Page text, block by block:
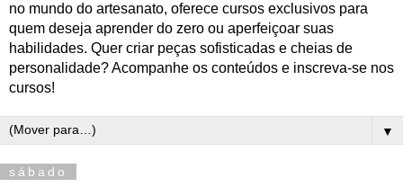
no mundo do artesanato, oferece cursos exclusivos para
quem deseja aprender do zero ou aperfeiçoar suas
habilidades. Quer criar peças sofisticadas e cheias de
personalidade? Acompanhe os conteúdos e inscreva-se nos
cursos!
▼
sábado